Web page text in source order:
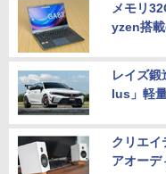
メモリ
yzen搭
レイズ
lus」軽
クリエイ
アオーデ